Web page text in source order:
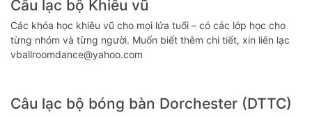
Câu lạc bộ Khiêu vũ
Các khóa học khiêu vũ cho mọi lứa tuổi – có các lớp học cho
từng nhóm và từng người. Muốn biết thêm chi tiết, xin liên lạc
vballroomdance@yahoo.com
Câu lạc bộ bóng bàn Dorchester (DTTC)